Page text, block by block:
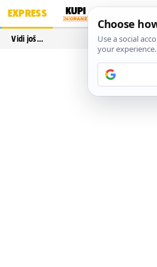
EXPRESS
Vidi još…